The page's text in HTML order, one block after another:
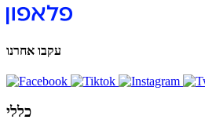
עקבו אחרנו
כללי